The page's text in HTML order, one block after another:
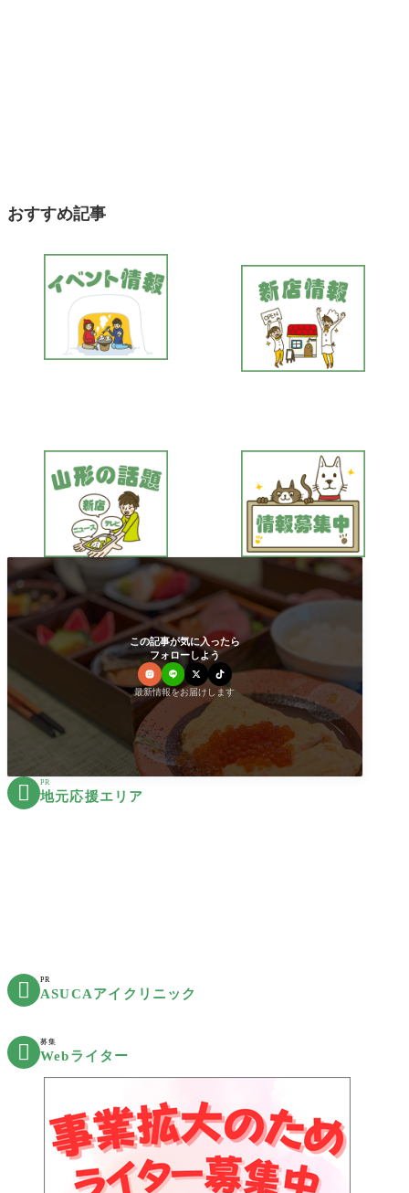
おすすめ記事
この記事が気に入ったら
フォローしよう
最新情報をお届けします
 PR
地元応援エリア
 PR
ASUCAアイクリニック
 募集
Webライター